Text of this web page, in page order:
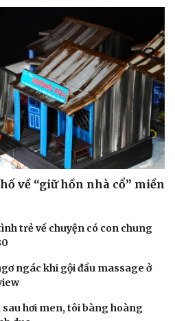
về “giữ hồn nhà cổ” miền
trẻ về chuyện có con chung
ngác khi gội đầu massage ở
hơi men, tôi bàng hoàng